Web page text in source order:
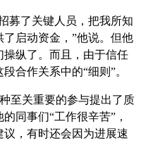
募了关键人员，把我所知
启动资金，”他说。但他
纵了。而且，由于信任
合作关系中的“细则”。
至关重要的参与提出了质
同事们“工作很辛苦”，
，有时还会因为进展速